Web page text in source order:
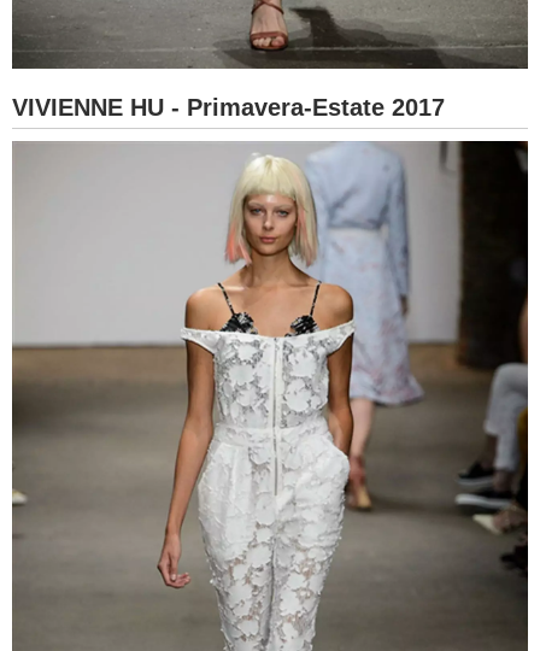
VIVIENNE HU - Primavera-Estate 2017